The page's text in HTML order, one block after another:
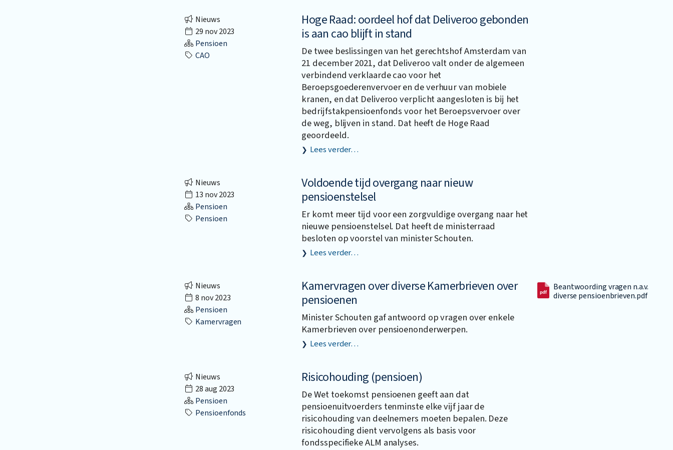
Nieuws
29 nov 2023
Pensioen
CAO
Hoge Raad: oordeel hof dat Deliveroo gebonden
is aan cao blijft in stand
De twee beslissingen van het gerechtshof Amsterdam van
21 december 2021, dat Deliveroo valt onder de algemeen
verbindend verklaarde cao voor het
Beroepsgoederenvervoer en de verhuur van mobiele
kranen, en dat Deliveroo verplicht aangesloten is bij het
bedrijfstakpensioenfonds voor het Beroepsvervoer over
de weg, blijven in stand. Dat heeft de Hoge Raad
geoordeeld.
Lees verder…
Nieuws
13 nov 2023
Pensioen
Pensioen
Voldoende tijd overgang naar nieuw
pensioenstelsel
Er komt meer tijd voor een zorgvuldige overgang naar het
nieuwe pensioenstelsel. Dat heeft de ministerraad
besloten op voorstel van minister Schouten.
Lees verder…
Nieuws
8 nov 2023
Pensioen
Kamervragen
Kamervragen over diverse Kamerbrieven over
pensioenen
Minister Schouten gaf antwoord op vragen over enkele
Kamerbrieven over pensioenonderwerpen.
Lees verder…
Beantwoording vragen n.a.v.
diverse pensioenbrieven.pdf
Nieuws
28 aug 2023
Pensioen
Pensioenfonds
Risicohouding (pensioen)
De Wet toekomst pensioenen geeft aan dat
pensioenuitvoerders tenminste elke vijf jaar de
risicohouding van deelnemers moeten bepalen. Deze
risicohouding dient vervolgens als basis voor
fondsspecifieke ALM analyses.